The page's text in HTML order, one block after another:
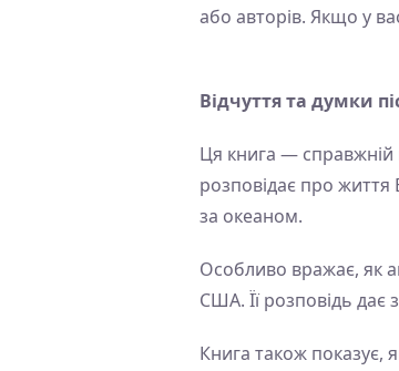
або авторів. Якщо у
Відчуття та думки
Ця книга — справжній
розповідає про життя
за океаном.
Особливо вражає, як
США. Її розповідь дає
Книга також показує,